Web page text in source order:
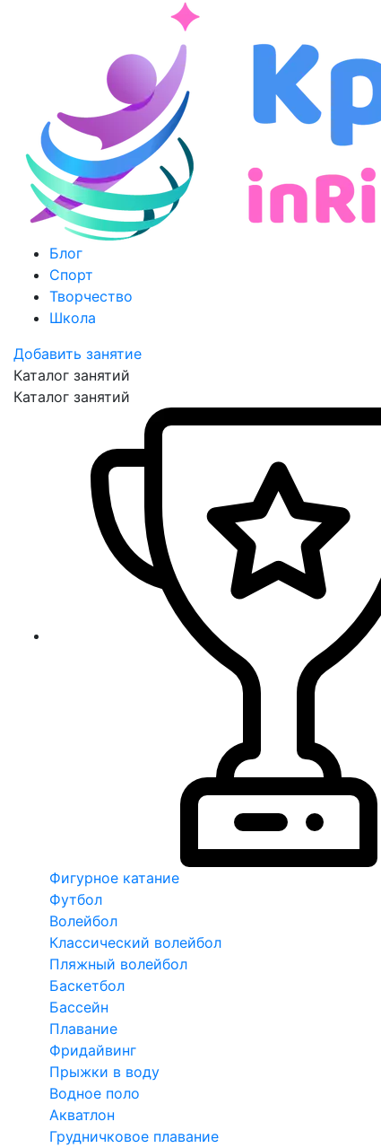
Блог
Спорт
Творчество
Школа
Добавить занятие
Каталог занятий
Каталог занятий
Фигурное катание
Футбол
Волейбол
Классический волейбол
Пляжный волейбол
Баскетбол
Бассейн
Плавание
Фридайвинг
Прыжки в воду
Водное поло
Акватлон
Грудничковое плавание